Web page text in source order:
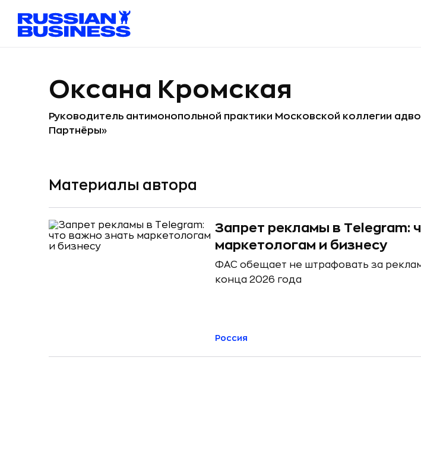
Оксана Кромская
Руководитель антимонопольной практики Московской коллегии
Партнёры»
Материалы автора
Запрет рекламы в Telegram:
маркетологам и бизнесу
ФАС обещает не штрафовать за
конца 2026 года
Россия